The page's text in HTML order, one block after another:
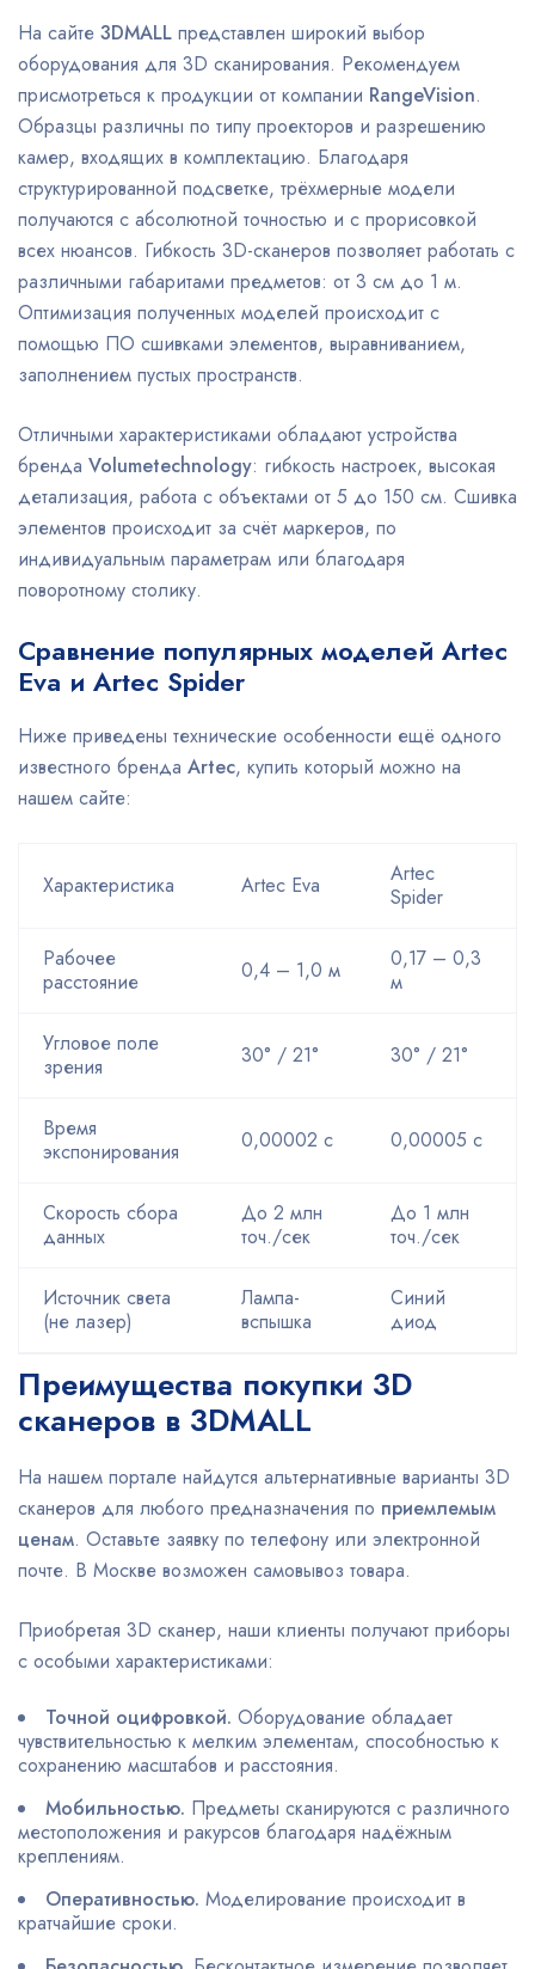
На сайте 3DMALL представлен широкий выбор
оборудования для 3D сканирования. Рекомендуем
присмотреться к продукции от компании RangeVision.
Образцы различны по типу проекторов и разрешению
камер, входящих в комплектацию. Благодаря
структурированной подсветке, трёхмерные модели
получаются с абсолютной точностью и с прорисовкой
всех нюансов. Гибкость 3D-сканеров позволяет работать с
различными габаритами предметов: от 3 см до 1 м.
Оптимизация полученных моделей происходит с
помощью ПО сшивками элементов, выравниванием,
заполнением пустых пространств.
Отличными характеристиками обладают устройства
бренда Volumetechnology: гибкость настроек, высокая
детализация, работа с объектами от 5 до 150 см. Сшивка
элементов происходит за счёт маркеров, по
индивидуальным параметрам или благодаря
поворотному столику.
Сравнение популярных моделей Artec
Eva и Artec Spider
Ниже приведены технические особенности ещё одного
известного бренда Artec, купить который можно на
нашем сайте:
Характеристика Artec Eva
Artec
Spider
Рабочее
расстояние
0,4 – 1,0 м
0,17 – 0,3
м
Угловое поле
зрения
30° / 21° 30° / 21°
Время
экспонирования
0,00002 с 0,00005 с
Скорость сбора
данных
До 2 млн
точ./сек
До 1 млн
точ./сек
Источник света
(не лазер)
Лампа-
вспышка
Синий
диод
Преимущества покупки 3D
сканеров в 3DMALL
На нашем портале найдутся альтернативные варианты 3D
сканеров для любого предназначения по приемлемым
ценам. Оставьте заявку по телефону или электронной
почте. В Москве возможен самовывоз товара.
Приобретая 3D сканер, наши клиенты получают приборы
с особыми характеристиками:
Точной оцифровкой. Оборудование обладает
чувствительностью к мелким элементам, способностью к
сохранению масштабов и расстояния.
Мобильностью. Предметы сканируются с различного
местоположения и ракурсов благодаря надёжным
креплениям.
Оперативностью. Моделирование происходит в
кратчайшие сроки.